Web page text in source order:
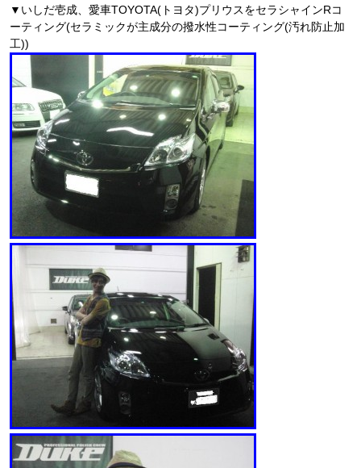
▼いしだ壱成、愛車TOYOTA(トヨタ)プリウスをセラシャインRコ
ーティング(セラミックが主成分の撥水性コーティング(汚れ防止加
工))